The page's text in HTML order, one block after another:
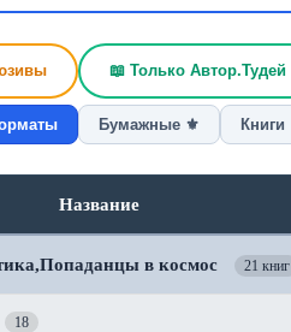
📖 Только Автор.Тудей
Бумажные ⚜️ Книги
Название
в космос 21 книг
18